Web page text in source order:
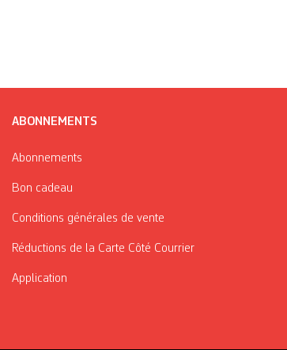
ABONNEMENTS
Abonnements
Bon cadeau
Conditions générales de vente
Réductions de la Carte Côté Courrier
Application